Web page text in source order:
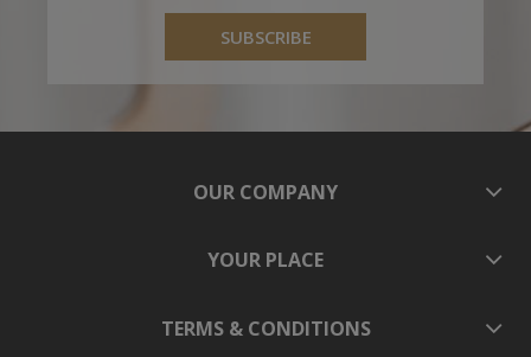
SUBSCRIBE
OUR COMPANY
YOUR PLACE
TERMS & CONDITIONS